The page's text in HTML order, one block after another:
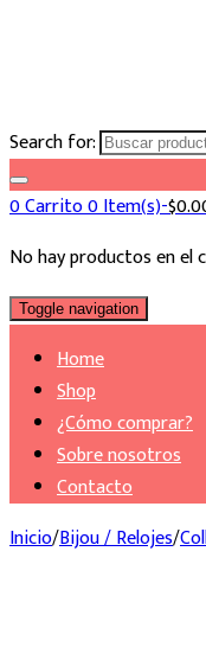
Search for:
0Carrito0 Item(s)-$
No hay productos en el
Toggle navigation
Home
Shop
¿Cómo comprar?
Sobre nosotros
Contacto
Inicio/Bijou / Relojes/